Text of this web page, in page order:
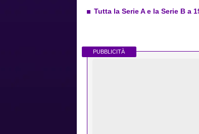
Tutta la Serie A e la Serie B a
PUBBLICITÀ